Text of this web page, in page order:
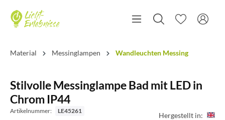
Material Messinglampen Wandleuchten Messing
Stilvolle Messinglampe Bad mit LED in
Chrom IP44
Artikelnummer: LE45261 Hergestellt in: